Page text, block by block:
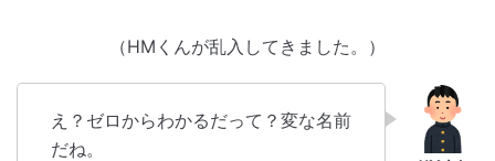
（HMくんが乱入してきました。）
え？ゼロからわかるだって？変な名前
だね。